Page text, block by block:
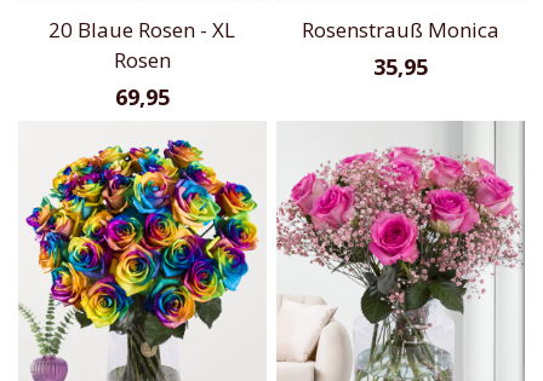
20 Blaue Rosen - XL
Rosen
69,95
Rosenstrauß Monica
35,95